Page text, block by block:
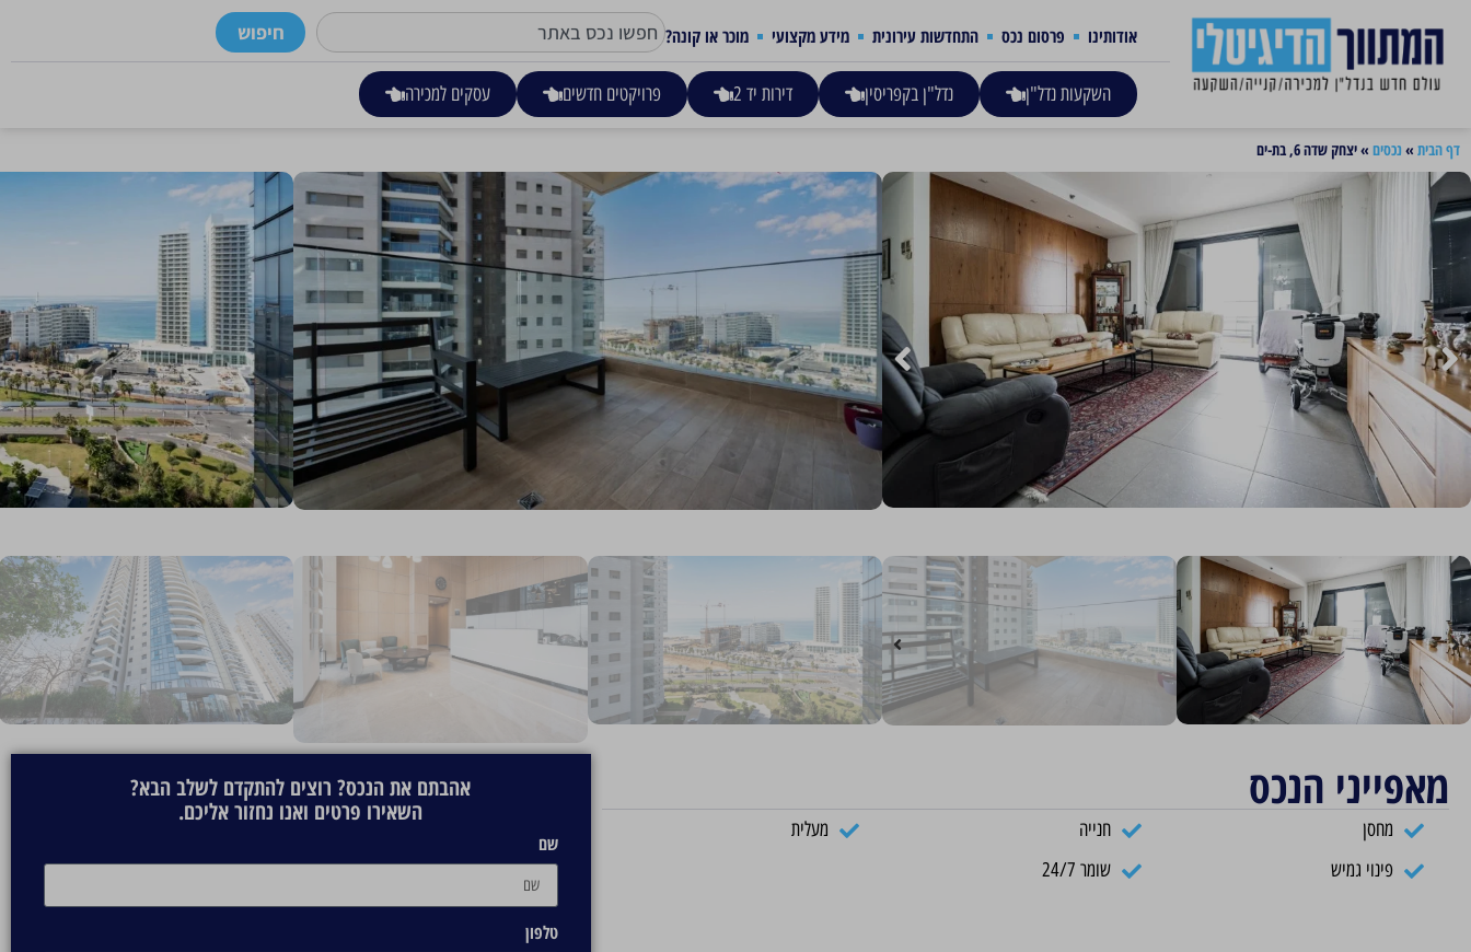
אודותינו פרסום נכס התחדשות עירונית מידע מקצועי מוכר או קונה? חיפוש
השקעות נדל"ן נדל"ן בקפריסין דירות יד 2 פרויקטים חדשים עסקים למכירה
דף הבית »נכסים »יצחק שדה 6, בת-ים
יצחק שדה 6, בת-ים
4,290,000
דירת 5 חדרים גדולה ומרווחת, 132 מ"ר בטאבו עם מרפסת שמש 13 מ"ר ונוף לים.
יש מחסן וחניה תת קרקעית רשומים בטאבו, יש שומר בבניין, מרחק הליכה של שתי דק' מהים!
דירה אידיאלית למשפחות
סוג הנכס גודל הנכס מס' חדרים כתובת
יצחק שדה 6, בת-ים
מאפייני הנכס
מחסן חנייה
מעלית
פינוי גמיש
שומר 24/7
אהבתם את הנכס? רוצים להתקדם לשלב הבא?
השאירו פרטים ואנו נחזור אליכם.
שם
טלפון